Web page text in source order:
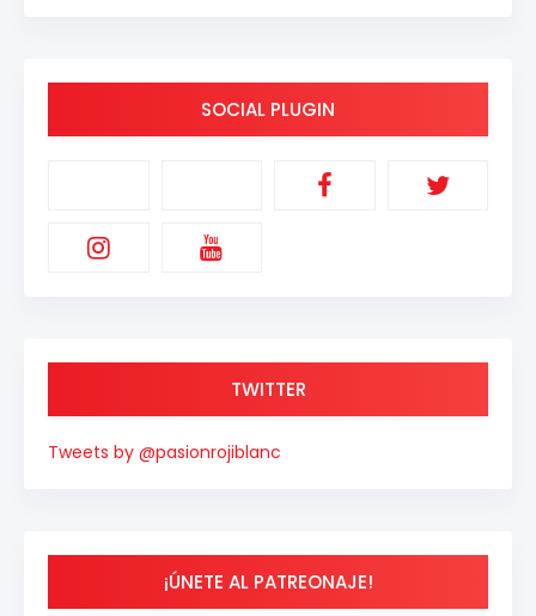
SOCIAL PLUGIN
TWITTER
Tweets by @pasionrojiblanc
¡ÚNETE AL PATREONAJE!